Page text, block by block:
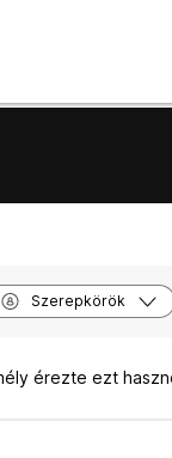
Szerepkörök
érezte ezt